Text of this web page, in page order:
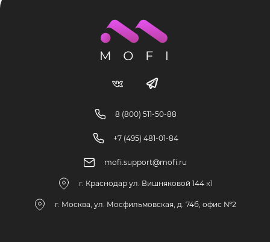
8 (800) 511-50-88
+7 (495) 481-01-84
mofi.support@mofi.ru
г. Краснодар ул. Вишняковой 144 к1
г. Москва, ул. Мосфильмовская, д. 74б, офис №2